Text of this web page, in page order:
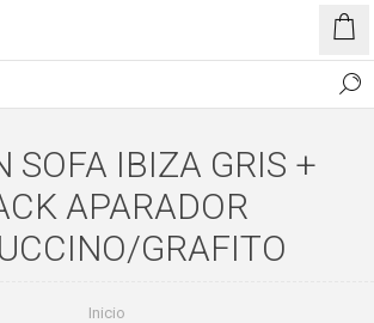
SOFA IBIZA GRIS +
APARADOR
GRAFITO
Inicio